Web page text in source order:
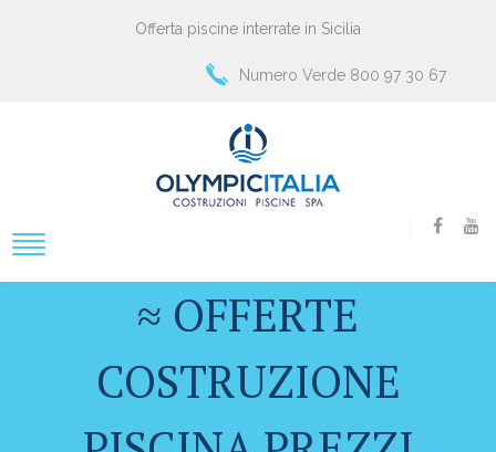
Offerta piscine interrate in Sicilia
Numero Verde 800 97 30 67
≈ OFFERTE
COSTRUZIONE